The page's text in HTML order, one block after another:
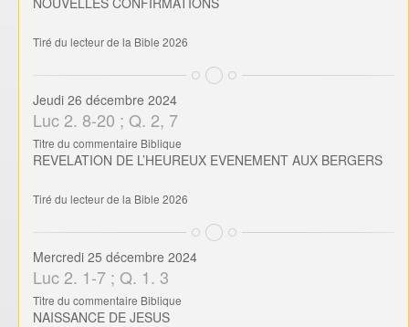
Tiré du lecteur de la Bible 2026
Jeudi 26 décembre 2024
Luc 2. 8-20 ; Q. 2, 7
Titre du commentaire Biblique
REVELATION DE L’HEUREUX EVENEMENT AUX BERGERS
Tiré du lecteur de la Bible 2026
Mercredi 25 décembre 2024
Luc 2. 1-7 ; Q. 1. 3
Titre du commentaire Biblique
NAISSANCE DE JESUS